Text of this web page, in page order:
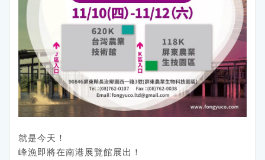
就是今天！
峰漁即將在南港展覽館展出！